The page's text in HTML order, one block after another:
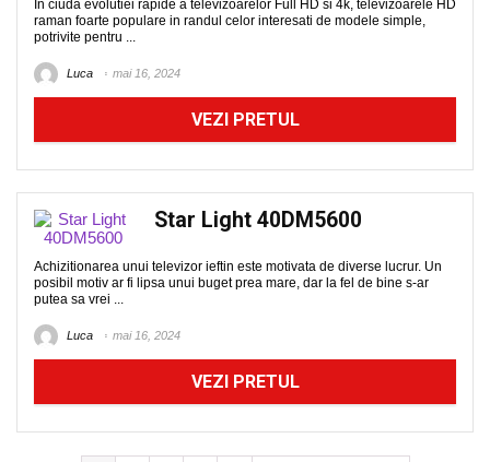
In ciuda evolutiei rapide a televizoarelor Full HD si 4k, televizoarele HD
raman foarte populare in randul celor interesati de modele simple,
potrivite pentru ...
Luca mai 16, 2024
VEZI PRETUL
Star Light 40DM5600
Achizitionarea unui televizor ieftin este motivata de diverse lucrur. Un
posibil motiv ar fi lipsa unui buget prea mare, dar la fel de bine s-ar
putea sa vrei ...
Luca mai 16, 2024
VEZI PRETUL